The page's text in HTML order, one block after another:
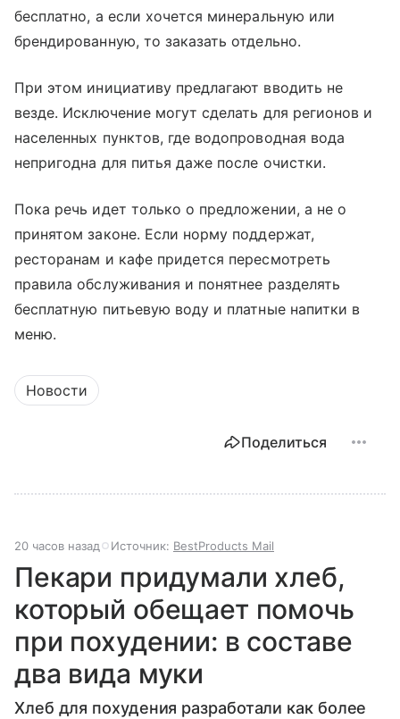
бесплатно, а если хочется минеральную или
брендированную, то заказать отдельно.
При этом инициативу предлагают вводить не
везде. Исключение могут сделать для регионов и
населенных пунктов, где водопроводная вода
непригодна для питья даже после очистки.
Пока речь идет только о предложении, а не о
принятом законе. Если норму поддержат,
ресторанам и кафе придется пересмотреть
правила обслуживания и понятнее разделять
бесплатную питьевую воду и платные напитки в
меню.
Новости
Поделиться
20 часов назад Источник: BestProducts Mail
Пекари придумали хлеб,
который обещает помочь
при похудении: в составе
два вида муки
Хлеб для похудения разработали как более